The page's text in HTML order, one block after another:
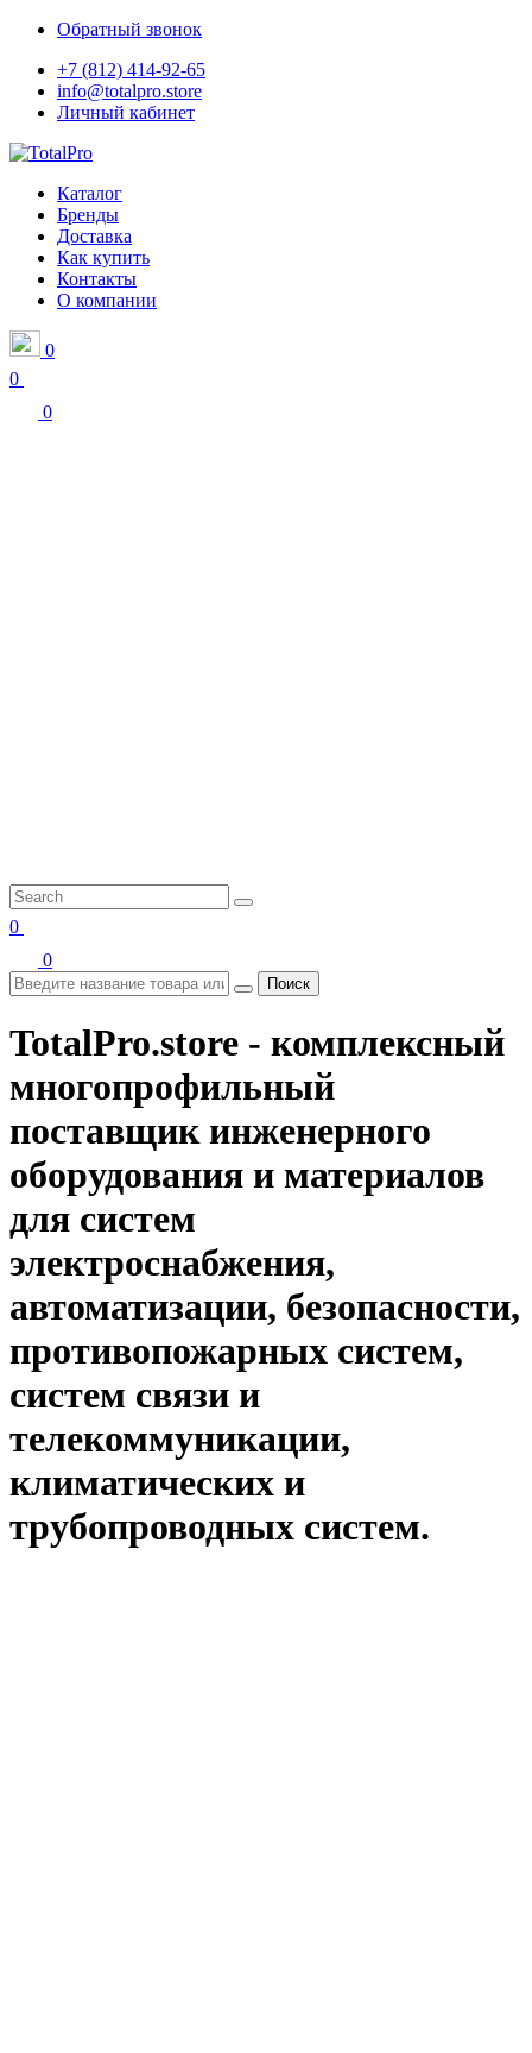
Обратный звонок
+7 (812) 414-92-65
info@totalpro.store
Личный кабинет
Каталог
Бренды
Доставка
Как купить
Контакты
О компании
0
0
0
0
0
Поиск
TotalPro.store - комплексный
многопрофильный
поставщик инженерного
оборудования и материалов
для систем
электроснабжения,
автоматизации, безопасности,
противопожарных систем,
систем связи и
телекоммуникации,
климатических и
трубопроводных систем.